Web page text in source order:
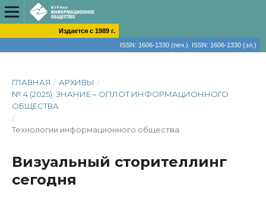
Издается с 1989 г.
ISSN: 1606-1330 (печ.) ISSN: 1606-1330 (эл.)
ГЛАВНАЯ / АРХИВЫ /
№ 4 (2025): ЗНАНИЕ – ОПЛОТ ИНФОРМАЦИОННОГО
ОБЩЕСТВА
/
Технологии информационного общества
Визуальный сторителлинг
сегодня